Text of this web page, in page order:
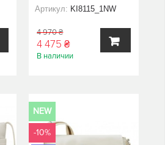
Артикул: KI8115_1NW
4 970 ₴
4 475 ₴
В наличии
NEW
-10%